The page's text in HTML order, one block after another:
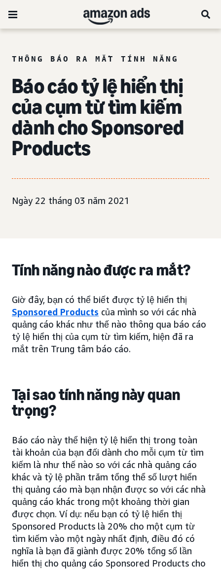
THÔNG BÁO RA MẮT TÍNH NĂNG
Báo cáo tỷ lệ hiển thị
của cụm từ tìm kiếm
dành cho Sponsored
Products
Ngày 22 tháng 03 năm 2021
Tính năng nào được ra mắt?
Giờ đây, bạn có thể biết được tỷ lệ hiển thị
Sponsored Products của mình so với các nhà
quảng cáo khác như thế nào thông qua báo cáo
tỷ lệ hiển thị của cụm từ tìm kiếm, hiện đã ra
mắt trên Trung tâm báo cáo.
Tại sao tính năng này quan
trọng?
Báo cáo này thể hiện tỷ lệ hiển thị trong toàn
tài khoản của bạn đối dành cho mỗi cụm từ tìm
kiếm là như thế nào so với các nhà quảng cáo
khác và tỷ lệ phần trăm tổng thể số lượt hiển
thị quảng cáo mà bạn nhận được so với các nhà
quảng cáo khác trong một khoảng thời gian
được chọn. Ví dụ: nếu bạn có tỷ lệ hiển thị
Sponsored Products là 20% cho một cụm từ
tìm kiếm vào một ngày nhất định, điều đó có
nghĩa là bạn đã giành được 20% tổng số lần
hiển thị cho quảng cáo Sponsored Products cho